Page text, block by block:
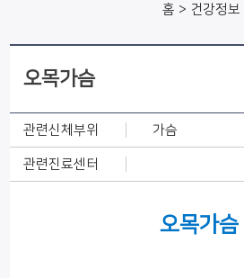
홈 > 건강정보
오목가슴
관련신체부위 가슴
관련진료센터
오목가슴